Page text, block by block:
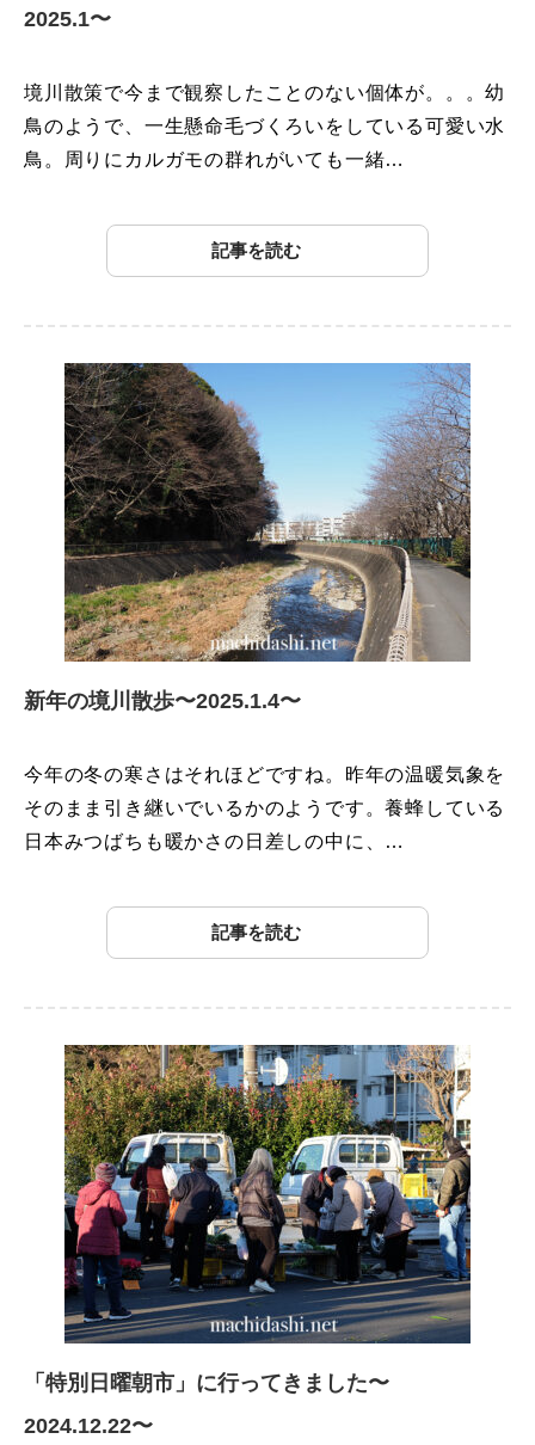
2025.1〜
境川散策で今まで観察したことのない個体が。。。幼
鳥のようで、一生懸命毛づくろいをしている可愛い水
鳥。周りにカルガモの群れがいても一緒…
記事を読む
新年の境川散歩〜2025.1.4〜
今年の冬の寒さはそれほどですね。昨年の温暖気象を
そのまま引き継いでいるかのようです。養蜂している
日本みつばちも暖かさの日差しの中に、…
記事を読む
「特別日曜朝市」に行ってきました〜
2024.12.22〜